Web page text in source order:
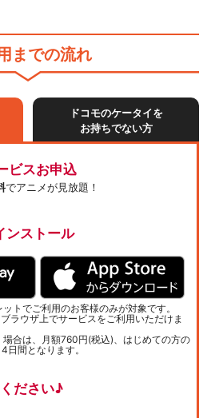
までの流れ
ドコモのケータイを
お持ちでない方
ビスお申込
でアニメが見放題！
ンストール
トでご利用のお客様のみが対象です。
ラウザ上でサービスをご利用いただけま
場合は、月額760円(税込)、はじめての方の
日間となります。
ださい♪